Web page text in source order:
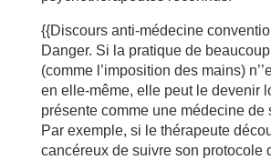
{{Discours anti-médecine
Danger. Si la pratique de
(comme l’imposition des mains)
en elle-même, elle peut le devenir
présente comme une médecine de
Par exemple, si le thérapeute
cancéreux de suivre son protocole